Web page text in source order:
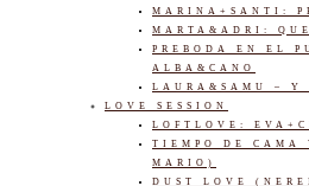
MARINA+SANTI:
MARTA&ADRI:
PREBODA EN EL
ALBA&CANO
LAURA&SAMU – Y
LOVE SESSION
LOFTLOVE:
TIEMPO DE
MARIO)
DUST LOVE